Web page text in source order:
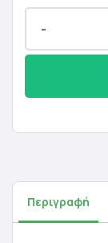
-
Περιγραφή